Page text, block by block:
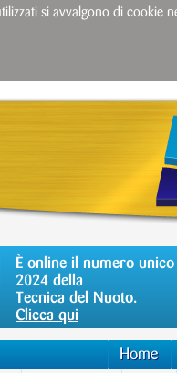
È online il numero unico
2024 della
Tecnica del Nuoto.
Clicca qui
Home
si avvalgono di cookie